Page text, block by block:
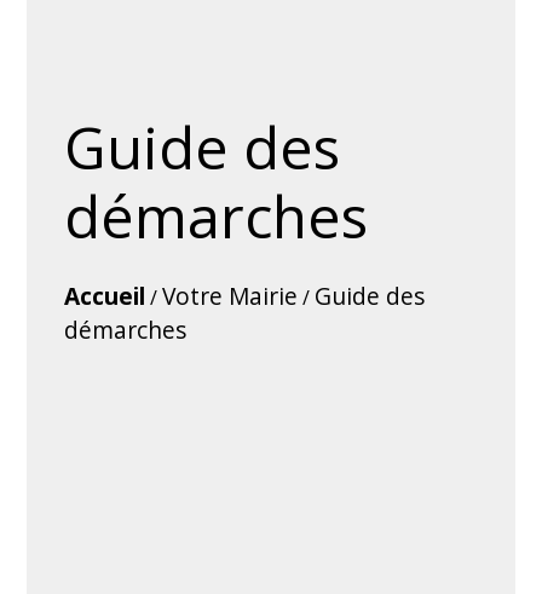
Guide des
démarches
Accueil /Votre Mairie / Guide des
démarches